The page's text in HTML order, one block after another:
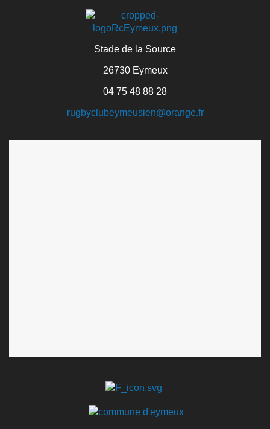
Stade de la Source
26730 Eymeux
04 75 48 88 28
rugbyclubeymeusien@orange.fr